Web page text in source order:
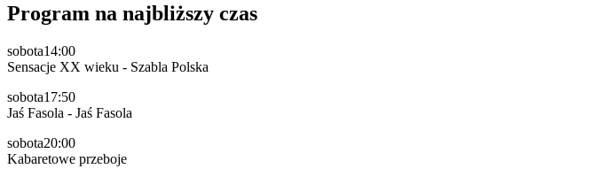
Program na najbliższy czas
sobota14:00
Sensacje XX wieku - Szabla Polska
sobota17:50
Jaś Fasola - Jaś Fasola
sobota20:00
Kabaretowe przeboje